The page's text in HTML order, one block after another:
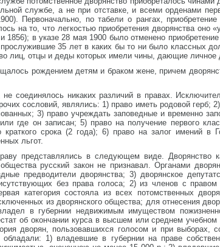
службе, а не при отставке, и всеми орденами
Первоначально, по табели о рангах, приобретение
на то, что легкостью приобретения дворянства оно
в указе 28 мая 1900 было отменено приобретение
35 лет в каких бы то ни было классных
лиц, отцы и деды которых имели чины, дающие личное
рождением детям и браком жене, причем
соединялось никаких различий в правах.
сословий, являлись: 1) право иметь родовой герб;
3) право учреждать заповедные и временно
где он записан; 5) право на получение первого
срока (2 года); 6) право на залог имений в
льгот.
представлялись в следующем виде. Дворянство
русский закон не признавал. Органами
предводители дворянства; 3) дворянское
без права голоса; 2) из членов с правом
категория состояла из всех потомственных
из дворянского общества; для отнесения
в губернии недвижимым имуществом
об окончании курса в высшем или среднем учебном
дворян, пользовавшихся голосом и при выборах,
1) владевшие в губернии на праве